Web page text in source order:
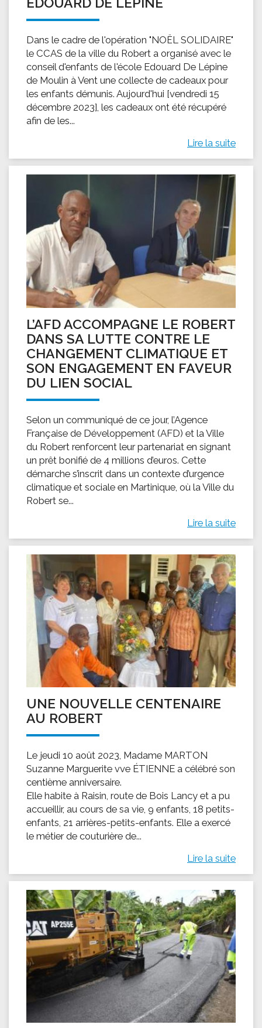
Dans le cadre de l'opération "NOËL SOLIDAIRE"
le CCAS de la ville du Robert a organisé avec le
conseil d'enfants de l'école Edouard De Lépine
de Moulin à Vent une collecte de cadeaux pour
les enfants démunis. Aujourd'hui [vendredi 15
décembre 2023], les cadeaux ont été récupéré
afin de les...
Lire la suite
L’AFD ACCOMPAGNE LE ROBERT
DANS SA LUTTE CONTRE LE
CHANGEMENT CLIMATIQUE ET
SON ENGAGEMENT EN FAVEUR
DU LIEN SOCIAL
Selon un communiqué de ce jour, l’Agence
Française de Développement (AFD) et la Ville
du Robert renforcent leur partenariat en signant
un prêt bonifié de 4 millions d’euros. Cette
démarche s’inscrit dans un contexte d’urgence
climatique et sociale en Martinique, où la Ville du
Robert se...
Lire la suite
UNE NOUVELLE CENTENAIRE
AU ROBERT
Le jeudi 10 août 2023, Madame MARTON
Suzanne Marguerite vve ÉTIENNE a célébré son
centième anniversaire.
Elle habite à Raisin, route de Bois Lancy et a pu
accueillir, au cours de sa vie, 9 enfants, 18 petits-
enfants, 21 arrières-petits-enfants. Elle a exercé
le métier de couturière de...
Lire la suite